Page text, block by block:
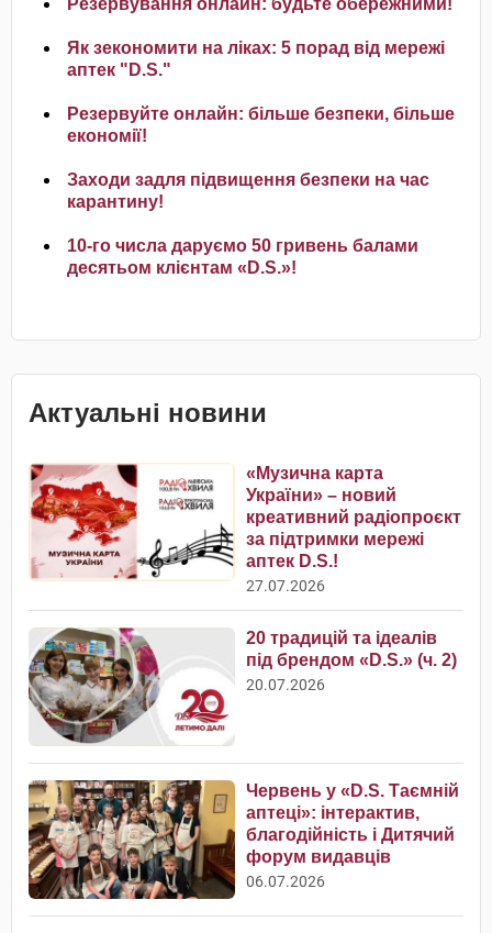
Резервування онлайн: будьте обережними!
Як зекономити на ліках: 5 порад від мережі
аптек "D.S."
Резервуйте онлайн: більше безпеки, більше
економії!
Заходи задля підвищення безпеки на час
карантину!
10-го числа даруємо 50 гривень балами
десятьом клієнтам «D.S.»!
Актуальні новини
«Музична карта
України» – новий
креативний радіопроєкт
за підтримки мережі
аптек D.S.!
27.07.2026
20 традицій та ідеалів
під брендом «D.S.» (ч. 2)
20.07.2026
Червень у «D.S. Таємній
аптеці»: інтерактив,
благодійність і Дитячий
форум видавців
06.07.2026